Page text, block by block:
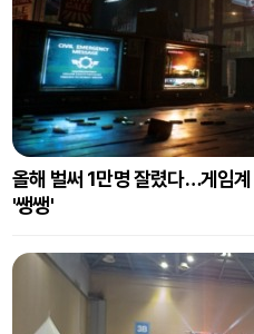
올해 벌써 1만명 잘렸다…게임계
'쌩쌩'